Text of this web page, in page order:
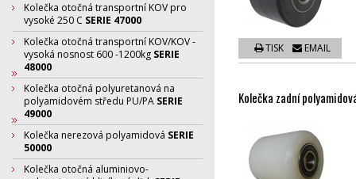
Kolečka otočná transportní KOV pro
vysoké 250 C SERIE 47000
Kolečka otočná transportní KOV/KOV -
vysoká nosnost 600 -1200kg SERIE
48000
Kolečka otočná polyuretanová na
polyamidovém středu PU/PA SERIE
49000
Kolečka nerezová polyamidová SERIE
50000
Kolečka otočná aluminiovo-
TISK EMAIL
Kolečka zadní